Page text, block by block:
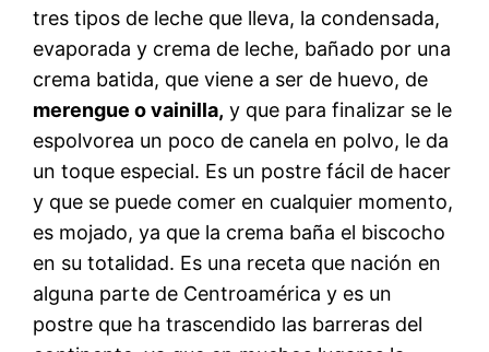
tres tipos de leche que lleva, la condensada,
evaporada y crema de leche, bañado por una
crema batida, que viene a ser de huevo, de
merengue o vainilla, y que para finalizar se le
espolvorea un poco de canela en polvo, le da
un toque especial. Es un postre fácil de hacer
y que se puede comer en cualquier momento,
es mojado, ya que la crema baña el biscocho
en su totalidad. Es una receta que nación en
alguna parte de Centroamérica y es un
postre que ha trascendido las barreras del